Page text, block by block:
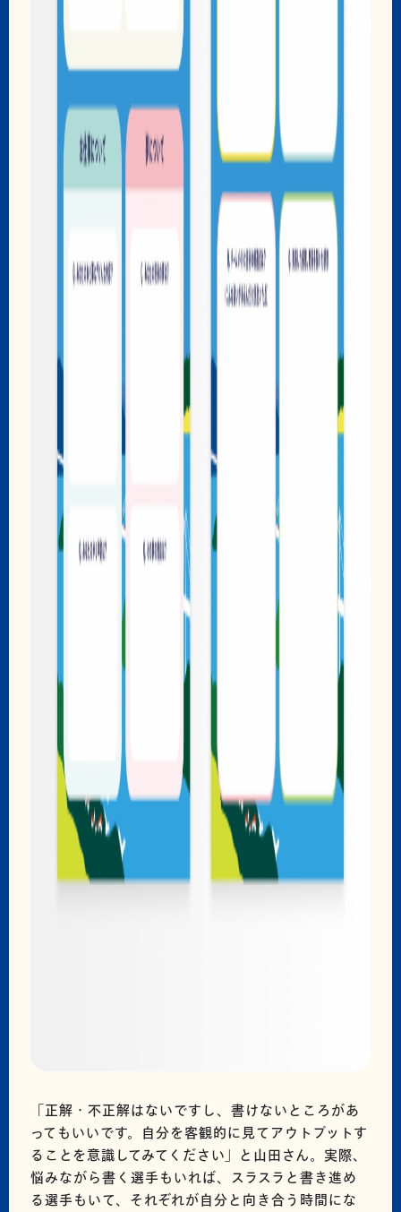
「正解・不正解はないですし、書けないところがあ
ってもいいです。自分を客観的に見てアウトプットす
ることを意識してみてください」と山田さん。実際、
悩みながら書く選手もいれば、スラスラと書き進め
る選手もいて、それぞれが自分と向き合う時間にな